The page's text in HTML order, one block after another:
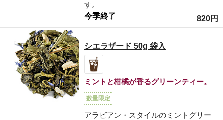
す。
今季終了
820円
シエラザード 50g 袋入
ミントと柑橘が香るグリーンティー。
数量限定
アラビアン・スタイルのミントグリー